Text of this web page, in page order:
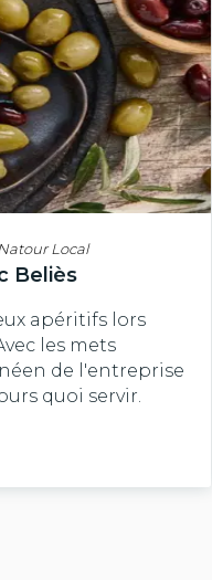
Natour Local
Beliès
apéritifs lors
les mets
de l'entreprise
quoi servir.